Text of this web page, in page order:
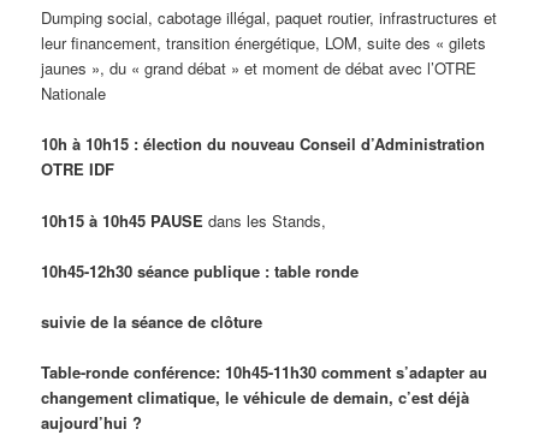
Dumping social, cabotage illégal, paquet routier, infrastructures et
leur financement, transition énergétique, LOM, suite des « gilets
jaunes », du « grand débat » et moment de débat avec l’OTRE
Nationale
10h à 10h15 : élection du nouveau Conseil d’Administration
OTRE IDF
10h15 à 10h45 PAUSEdans les Stands,
10h45-12h30 séance publique : table ronde
suivie de la séance de clôture
Table-ronde conférence: 10h45-11h30 comment s’adapter au
changement climatique, le véhicule de demain, c’est déjà
aujourd’hui ?